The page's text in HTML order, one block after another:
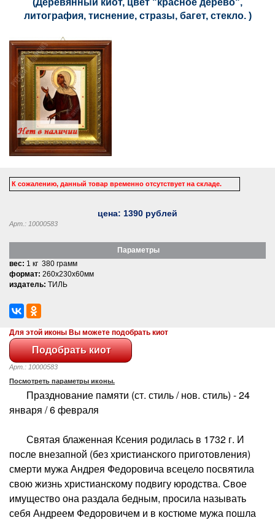
(Деревянный киот, цвет "красное дерево",
литография, тиснение, стразы, багет, стекло. )
К сожалению, данный товар временно отсутствует на складе.
цена: 1390 рублей
Арт.: 10000583
Параметры
вес: 1 кг 380 грамм
формат: 260x230x60мм
издатель: ТИЛЬ
Для этой иконы Вы можете подобрать киот
Арт.: 10000583
Посмотреть параметры иконы.
Празднование памяти (ст. стиль / нов. стиль) - 24
января / 6 февраля
Святая блаженная Ксения родилась в 1732 г. И
после внезапной (без христианского приготовления)
смерти мужа Андрея Федоровича всецело посвятила
свою жизнь христианскому подвигу юродства. Свое
имущество она раздала бедным, просила называть
себя Андреем Федоровичем и в костюме мужа пошла